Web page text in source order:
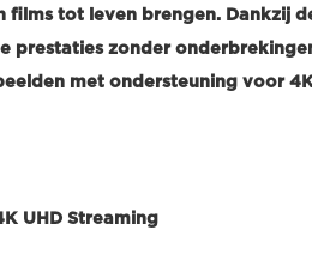
films tot leven brengen. Dankzij
prestaties zonder
met ondersteuning voor
UHD Streaming